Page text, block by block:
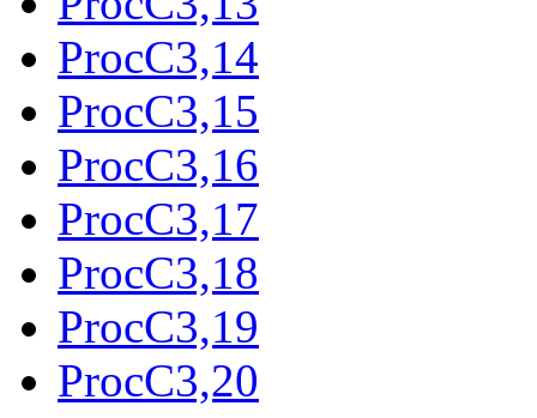
ProcC3,14
ProcC3,15
ProcC3,16
ProcC3,17
ProcC3,18
ProcC3,19
ProcC3,20